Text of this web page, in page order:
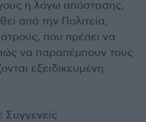
ή λόγω απόστασης,
από την Πολιτεία,
που πρέπει να
να παραπέμπουν τους
εξειδικευμένη
Συγγενείς